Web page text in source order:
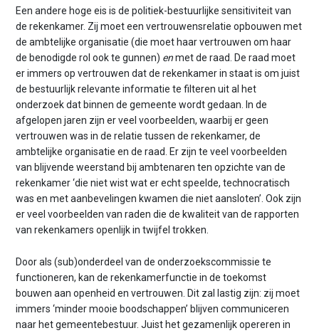
Een andere hoge eis is de politiek-bestuurlijke sensitiviteit van
de rekenkamer. Zij moet een vertrouwensrelatie opbouwen met
de ambtelijke organisatie (die moet haar vertrouwen om haar
de benodigde rol ook te gunnen) enmet de raad. De raad moet
er immers op vertrouwen dat de rekenkamer in staat is om juist
de bestuurlijk relevante informatie te filteren uit al het
onderzoek dat binnen de gemeente wordt gedaan. In de
afgelopen jaren zijn er veel voorbeelden, waarbij er geen
vertrouwen was in de relatie tussen de rekenkamer, de
ambtelijke organisatie en de raad. Er zijn te veel voorbeelden
van blijvende weerstand bij ambtenaren ten opzichte van de
rekenkamer ‘die niet wist wat er echt speelde, technocratisch
was en met aanbevelingen kwamen die niet aansloten’. Ook zijn
er veel voorbeelden van raden die de kwaliteit van de rapporten
van rekenkamers openlijk in twijfel trokken.
Door als (sub)onderdeel van de onderzoekscommissie te
functioneren, kan de rekenkamerfunctie in de toekomst
bouwen aan openheid en vertrouwen. Dit zal lastig zijn: zij moet
immers ‘minder mooie boodschappen’ blijven communiceren
naar het gemeentebestuur. Juist het gezamenlijk opereren in